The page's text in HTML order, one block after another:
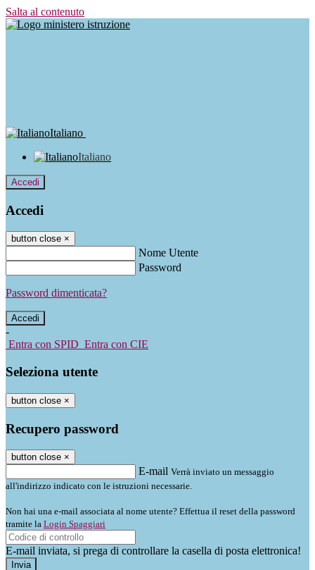
Salta al contenuto
Italiano
Italiano
Accedi
Accedi
button close ×
Nome Utente
Password
Password dimenticata?
-
Entra con SPID Entra con CIE
Seleziona utente
button close ×
Recupero password
button close ×
E-mail Verrà inviato un messaggio
all'indirizzo indicato con le istruzioni necessarie.
Non hai una e-mail associata al nome utente? Effettua il reset della password
tramite la Login Spaggiari
E-mail inviata, si prega di controllare la casella di posta elettronica!